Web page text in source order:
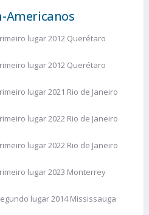
Americanos
lugar 2012 Querétaro
lugar 2012 Querétaro
lugar 2021 Rio de Janeiro
lugar 2022 Rio de Janeiro
lugar 2022 Rio de Janeiro
lugar 2023 Monterrey
lugar 2014 Mississauga